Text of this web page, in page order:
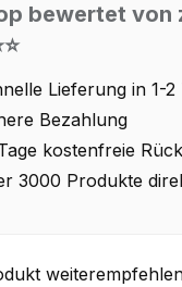
bewertet von
Lieferung in 1-2
Bezahlung
kostenfreie
3000 Produkte